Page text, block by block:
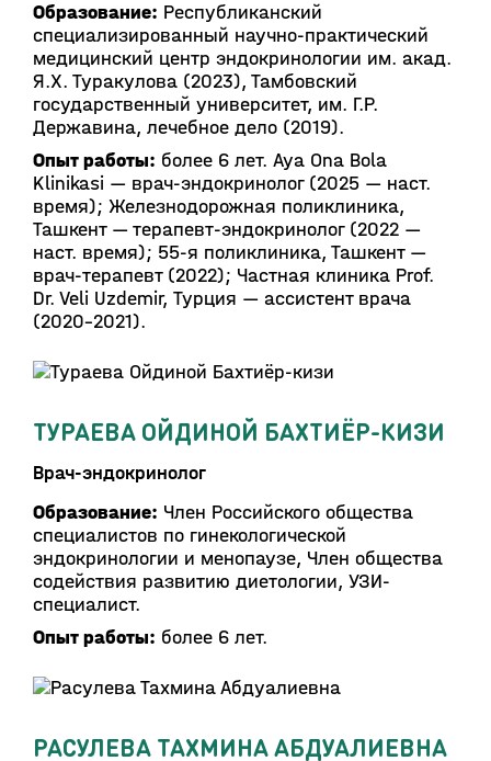
Образование: Республиканский
специализированный научно-практический
медицинский центр эндокринологии им. акад.
Я.Х. Туракулова (2023), Тамбовский
государственный университет, им. Г.Р.
Державина, лечебное дело (2019).
Опыт работы: более 6 лет. Aya Ona Bola
Klinikasi — врач-эндокринолог (2025 — наст.
время); Железнодорожная поликлиника,
Ташкент — терапевт-эндокринолог (2022 —
наст. время); 55-я поликлиника, Ташкент —
врач-терапевт (2022); Частная клиника Prof.
Dr. Veli Uzdemir, Турция — ассистент врача
(2020–2021).
ТУРАЕВА ОЙДИНОЙ БАХТИЁР-КИЗИ
Врач-эндокринолог
Образование: Член Российского общества
специалистов по гинекологической
эндокринологии и менопаузе, Член общества
содействия развитию диетологии, УЗИ-
специалист.
Опыт работы: более 6 лет.
РАСУЛЕВА ТАХМИНА АБДУАЛИЕВНА